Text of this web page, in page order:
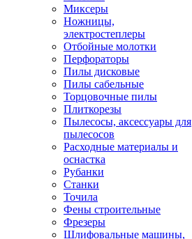
Миксеры
Ножницы,
электростеплеры
Отбойные молотки
Перфораторы
Пилы дисковые
Пилы сабельные
Торцовочные пилы
Плиткорезы
Пылесосы, аксессуары для
пылесосов
Расходные материалы и
оснастка
Рубанки
Станки
Точила
Фены строительные
Фрезеры
Шлифовальные машины,